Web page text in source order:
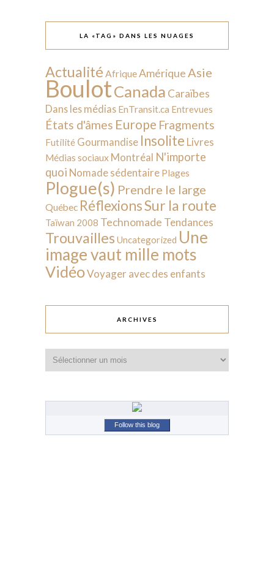
LA «TAG» DANS LES NUAGES
Actualité AfriqueAmériqueAsie
BoulotCanada Caraïbes
Dans les médias EnTransit.ca Entrevues
États d'âmes Europe Fragments
Futilité Gourmandise Insolite Livres
Médias sociaux Montréal N'importe
quoi Nomade sédentaire Plages
Plogue(s) Prendre le large
Québec RéflexionsSur la route
Taïwan 2008 Technomade Tendances
Trouvailles Uncategorized Une
image vaut mille mots
VidéoVoyager avec des enfants
ARCHIVES
Follow this blog